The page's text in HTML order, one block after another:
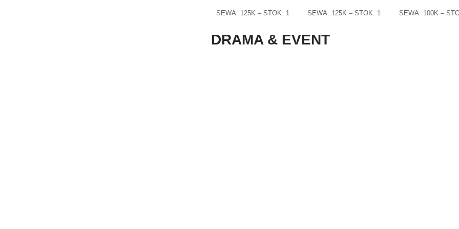
SEWA: 125K – STOK: 1 SEWA: 125K – STOK: 1 SEWA: 100K –
DRAMA & EVENT